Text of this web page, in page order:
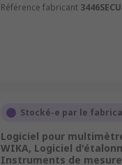
Référence fabricant 3446SECU
Stocké-e par le
Logiciel pour
WIKA, Logiciel
Instruments de